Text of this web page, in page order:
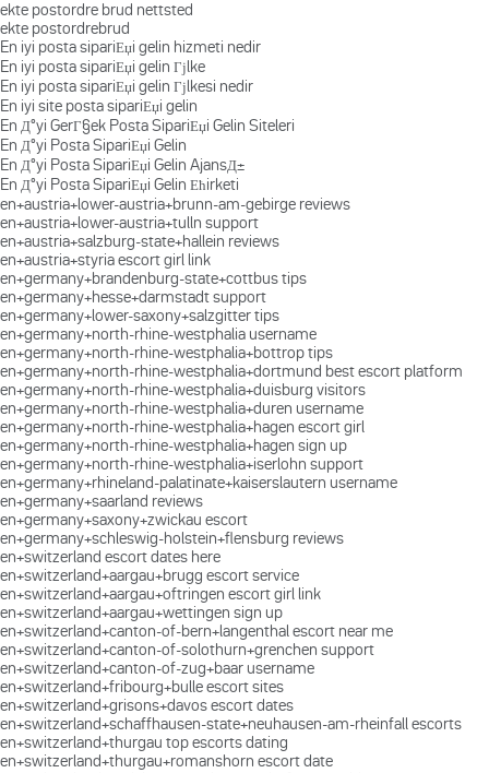
ekte postordre brud nettsted
ekte postordrebrud
En iyi posta sipariЕџi gelin hizmeti nedir
En iyi posta sipariЕџi gelin Гјlke
En iyi posta sipariЕџi gelin Гјlkesi nedir
En iyi site posta sipariЕџi gelin
En Д°yi GerГ§ek Posta SipariЕџi Gelin Siteleri
En Д°yi Posta SipariЕџi Gelin
En Д°yi Posta SipariЕџi Gelin AjansД±
En Д°yi Posta SipariЕџi Gelin Ећirketi
en+austria+lower-austria+brunn-am-gebirge reviews
en+austria+lower-austria+tulln support
en+austria+salzburg-state+hallein reviews
en+austria+styria escort girl link
en+germany+brandenburg-state+cottbus tips
en+germany+hesse+darmstadt support
en+germany+lower-saxony+salzgitter tips
en+germany+north-rhine-westphalia username
en+germany+north-rhine-westphalia+bottrop tips
en+germany+north-rhine-westphalia+dortmund best escort platform
en+germany+north-rhine-westphalia+duisburg visitors
en+germany+north-rhine-westphalia+duren username
en+germany+north-rhine-westphalia+hagen escort girl
en+germany+north-rhine-westphalia+hagen sign up
en+germany+north-rhine-westphalia+iserlohn support
en+germany+rhineland-palatinate+kaiserslautern username
en+germany+saarland reviews
en+germany+saxony+zwickau escort
en+germany+schleswig-holstein+flensburg reviews
en+switzerland escort dates here
en+switzerland+aargau+brugg escort service
en+switzerland+aargau+oftringen escort girl link
en+switzerland+aargau+wettingen sign up
en+switzerland+canton-of-bern+langenthal escort near me
en+switzerland+canton-of-solothurn+grenchen support
en+switzerland+canton-of-zug+baar username
en+switzerland+fribourg+bulle escort sites
en+switzerland+grisons+davos escort dates
en+switzerland+schaffhausen-state+neuhausen-am-rheinfall escorts
en+switzerland+thurgau top escorts dating
en+switzerland+thurgau+romanshorn escort date